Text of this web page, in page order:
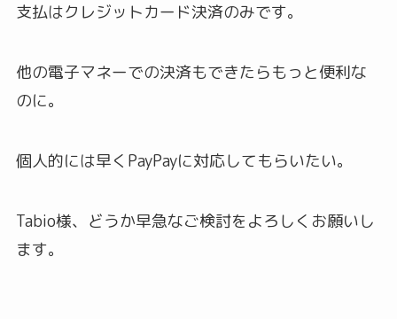
支払はクレジットカード決済のみです。
他の電子マネーでの決済もできたらもっと便利な
のに。
個人的には早くPayPayに対応してもらいたい。
Tabio様、どうか早急なご検討をよろしくお願いし
ます。